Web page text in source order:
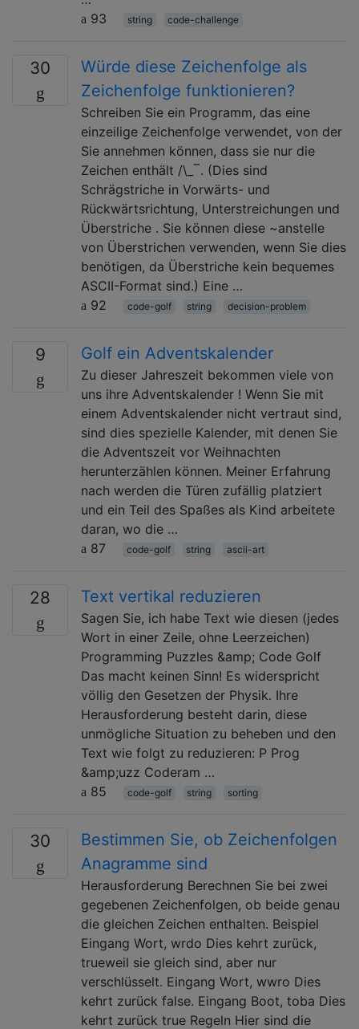
93
string code-challenge
30
Würde diese Zeichenfolge als
Zeichenfolge funktionieren?
Schreiben Sie ein Programm, das eine
einzeilige Zeichenfolge verwendet, von der
Sie annehmen können, dass sie nur die
Zeichen enthält /\_‾. (Dies sind
Schrägstriche in Vorwärts- und
Rückwärtsrichtung, Unterstreichungen und
Überstriche . Sie können diese ~anstelle
von Überstrichen verwenden, wenn Sie dies
benötigen, da Überstriche kein bequemes
ASCII-Format sind.) Eine …
92
code-golf string decision-problem
9 Golf ein Adventskalender
Zu dieser Jahreszeit bekommen viele von
uns ihre Adventskalender ! Wenn Sie mit
einem Adventskalender nicht vertraut sind,
sind dies spezielle Kalender, mit denen Sie
die Adventszeit vor Weihnachten
herunterzählen können. Meiner Erfahrung
nach werden die Türen zufällig platziert
und ein Teil des Spaßes als Kind arbeitete
daran, wo die …
87
code-golf string ascii-art
28 Text vertikal reduzieren
Sagen Sie, ich habe Text wie diesen (jedes
Wort in einer Zeile, ohne Leerzeichen)
Programming Puzzles &amp; Code Golf
Das macht keinen Sinn! Es widerspricht
völlig den Gesetzen der Physik. Ihre
Herausforderung besteht darin, diese
unmögliche Situation zu beheben und den
Text wie folgt zu reduzieren: P Prog
&amp;uzz Coderam …
85
code-golf string sorting
30
Bestimmen Sie, ob Zeichenfolgen
Anagramme sind
Herausforderung Berechnen Sie bei zwei
gegebenen Zeichenfolgen, ob beide genau
die gleichen Zeichen enthalten. Beispiel
Eingang Wort, wrdo Dies kehrt zurück,
trueweil sie gleich sind, aber nur
verschlüsselt. Eingang Wort, wwro Dies
kehrt zurück false. Eingang Boot, toba Dies
kehrt zurück true Regeln Hier sind die